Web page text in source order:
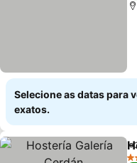
Selecione as datas para
exatos.